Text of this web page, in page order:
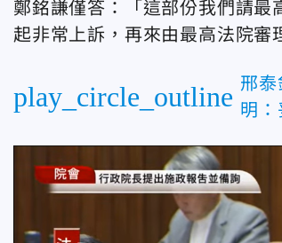
鄭銘謙僅答：「這部份我們請
起非常上訴，再來由最高法院審
play_circle_outline 邢
明：